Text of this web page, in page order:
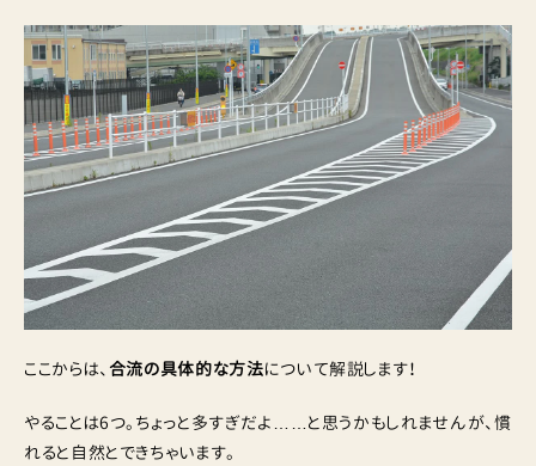
ここからは、合流の具体的な方法について解説します！
やることは6つ。ちょっと多すぎだよ……と思うかもしれませんが、慣
れると自然とできちゃいます。